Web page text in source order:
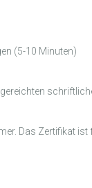
(5-10 Minuten)
Das Zertifikat ist